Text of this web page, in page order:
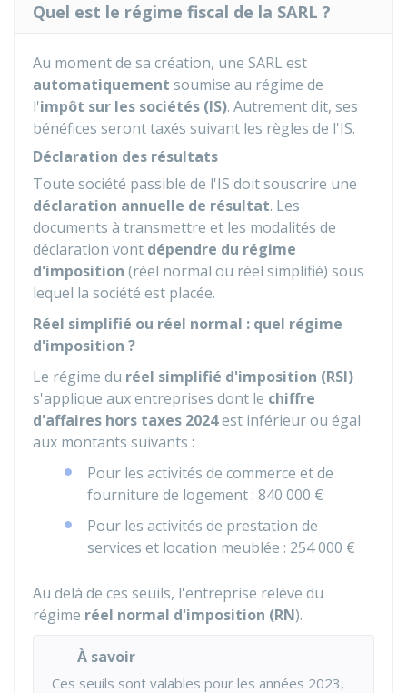
Quel est le régime fiscal de la SARL ?
Au moment de sa création, une SARL est
automatiquement soumise au régime de
l'impôt sur les sociétés (IS). Autrement dit, ses
bénéfices seront taxés suivant les règles de l'IS.
Déclaration des résultats
Toute société passible de l'IS doit souscrire une
déclaration annuelle de résultat. Les
documents à transmettre et les modalités de
déclaration vont dépendre du régime
d'imposition (réel normal ou réel simplifié) sous
lequel la société est placée.
Réel simplifié ou réel normal : quel régime
d'imposition ?
Le régime du réel simplifié d'imposition (RSI)
s'applique aux entreprises dont le chiffre
d'affaires hors taxes 2024est inférieur ou égal
aux montants suivants :
Pour les activités de commerce et de
fourniture de logement : 840 000 €
Pour les activités de prestation de
services et location meublée : 254 000 €
Au delà de ces seuils, l'entreprise relève du
régime réel normal d'imposition (RN).
À savoir
Ces seuils sont valables pour les années 2023,